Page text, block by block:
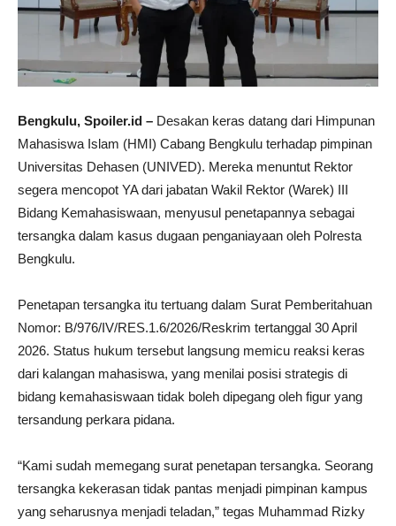
Bengkulu, Spoiler.id – Desakan keras datang dari Himpunan
Mahasiswa Islam (HMI) Cabang Bengkulu terhadap pimpinan
Universitas Dehasen (UNIVED). Mereka menuntut Rektor
segera mencopot YA dari jabatan Wakil Rektor (Warek) III
Bidang Kemahasiswaan, menyusul penetapannya sebagai
tersangka dalam kasus dugaan penganiayaan oleh Polresta
Bengkulu.
Penetapan tersangka itu tertuang dalam Surat Pemberitahuan
Nomor: B/976/IV/RES.1.6/2026/Reskrim tertanggal 30 April
2026. Status hukum tersebut langsung memicu reaksi keras
dari kalangan mahasiswa, yang menilai posisi strategis di
bidang kemahasiswaan tidak boleh dipegang oleh figur yang
tersandung perkara pidana.
“Kami sudah memegang surat penetapan tersangka. Seorang
tersangka kekerasan tidak pantas menjadi pimpinan kampus
yang seharusnya menjadi teladan,” tegas Muhammad Rizky